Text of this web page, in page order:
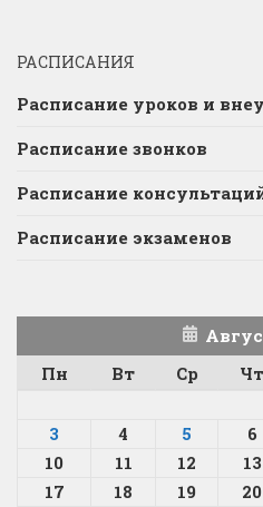
РАСПИСАНИЯ
Расписание уроков и
Расписание звонков
Расписание
Расписание экзаменов
Пн
Вт Ср Чт
3
4 5 6
10
11 12 13
17
18 19 20